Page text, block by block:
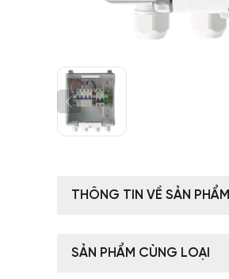
THÔNG TIN VỀ SẢN PHẨM
SẢN PHẨM CÙNG LOẠI